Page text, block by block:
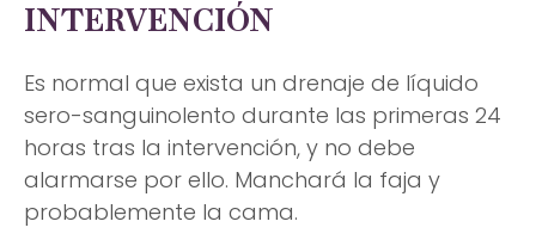
INTERVENCIÓN
Es normal que exista un drenaje de líquido
sero-sanguinolento durante las primeras 24
horas tras la intervención, y no debe
alarmarse por ello. Manchará la faja y
probablemente la cama.